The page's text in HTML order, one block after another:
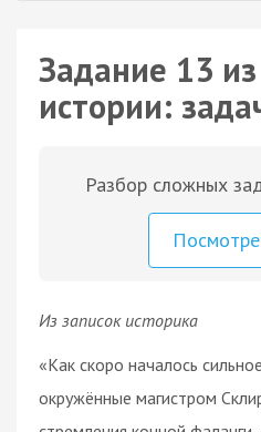
Задание 13
истории:
Разбор сложных
Из записок историка
«Как скоро началось
окружённые магистром